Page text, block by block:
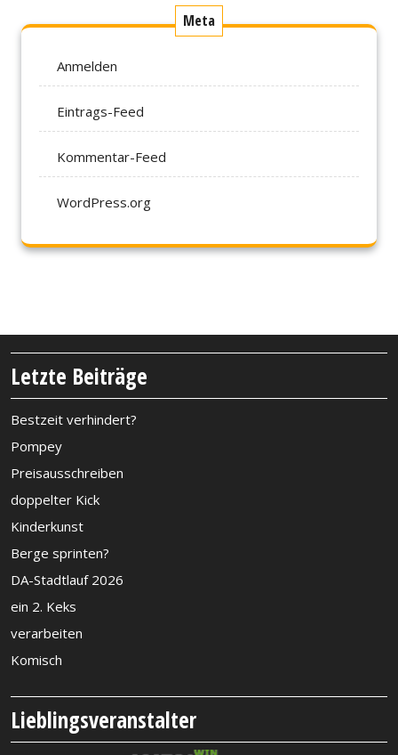
Meta
Anmelden
Eintrags-Feed
Kommentar-Feed
WordPress.org
Letzte Beiträge
Bestzeit verhindert?
Pompey
Preisausschreiben
doppelter Kick
Kinderkunst
Berge sprinten?
DA-Stadtlauf 2026
ein 2. Keks
verarbeiten
Komisch
Lieblingsveranstalter